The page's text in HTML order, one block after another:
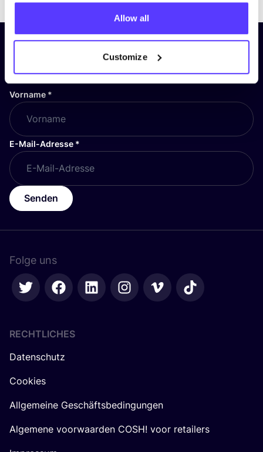
Allow all
Customize
Abonniere unseren Newsletter
und bleibe auf dem Laufenden!
Vorname *
E-Mail-Adresse *
Senden
Folge uns
RECHTLICHES
Datenschutz
Cookies
Allgemeine Geschäftsbedingungen
Algemene voorwaarden COSH! voor retailers